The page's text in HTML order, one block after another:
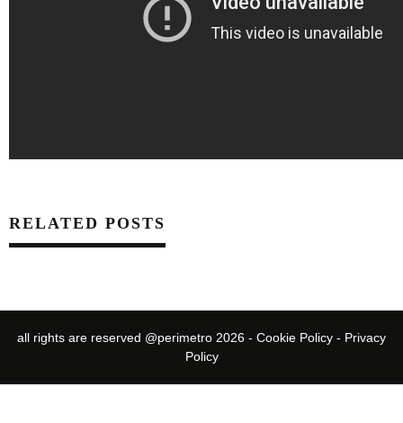
RELATED POSTS
all rights are reserved @perimetro 2026 - Cookie Policy - Privacy
Policy